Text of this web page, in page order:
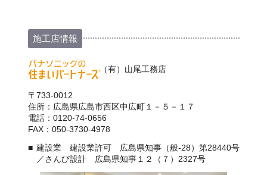
施工店情報
（有）山尾工務店
〒733-0012
住所：広島県広島市西区中広町１－５－１７
電話：0120-74-0656
FAX：050-3730-4978
建設業 建設業許可 広島県知事（般-28）第28440号
／さんび設計 広島県知事１２（７）2327号